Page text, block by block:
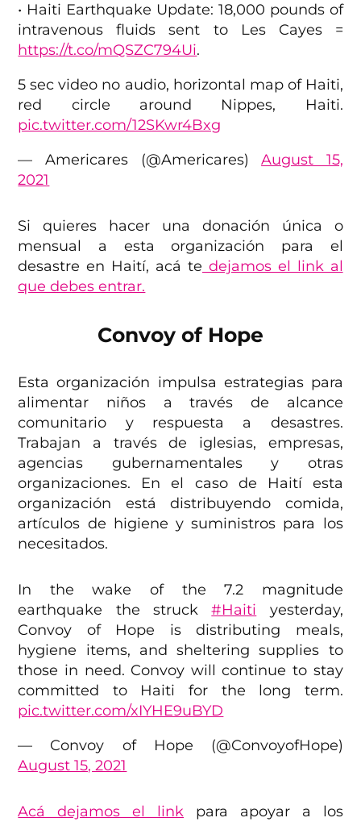
• Haiti Earthquake Update: 18,000 pounds of
intravenous fluids sent to Les Cayes =
https://t.co/mQSZC794Ui.
5 sec video no audio, horizontal map of Haiti,
red circle around Nippes, Haiti.
pic.twitter.com/12SKwr4Bxg
— Americares (@Americares)August 15,
2021
Si quieres hacer una donación única o
mensual a esta organización para el
desastre en Haití, acá te dejamos el link al
que debes entrar.
Convoy of Hope
Esta organización impulsa estrategias para
alimentar niños a través de alcance
comunitario y respuesta a desastres.
Trabajan a través de iglesias, empresas,
agencias gubernamentales y otras
organizaciones. En el caso de Haití esta
organización está distribuyendo comida,
artículos de higiene y suministros para los
necesitados.
In the wake of the 7.2 magnitude
earthquake the struck#Haiti yesterday,
Convoy of Hope is distributing meals,
hygiene items, and sheltering supplies to
those in need. Convoy will continue to stay
committed to Haiti for the long term.
pic.twitter.com/xIYHE9uBYD
— Convoy of Hope (@ConvoyofHope)
August 15, 2021
Acá dejamos el link para apoyar a los